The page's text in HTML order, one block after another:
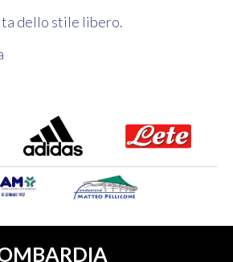
dello stile libero.